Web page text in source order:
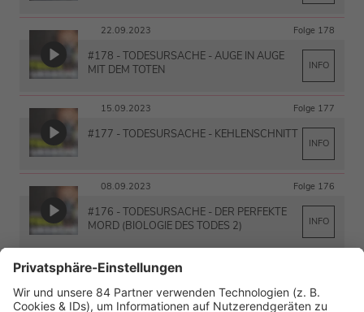
22.09.2023 Folge 178
#178 - TODESURSACHE - AUGE IN AUGE
MIT DEM TOTEN
INFO
15.09.2023 Folge 177
#177 - TODESURSACHE - KEHLENSCHNITT
INFO
08.09.2023 Folge 176
#176 - TODESURSACHE - DER PERFEKTE
MORD (BIOLOGIE DES TODES 2)
INFO
01.09.2023
#175 - TODESURSACHE - BIOLOGIE DES
TODES (TEIL 1)
INFO